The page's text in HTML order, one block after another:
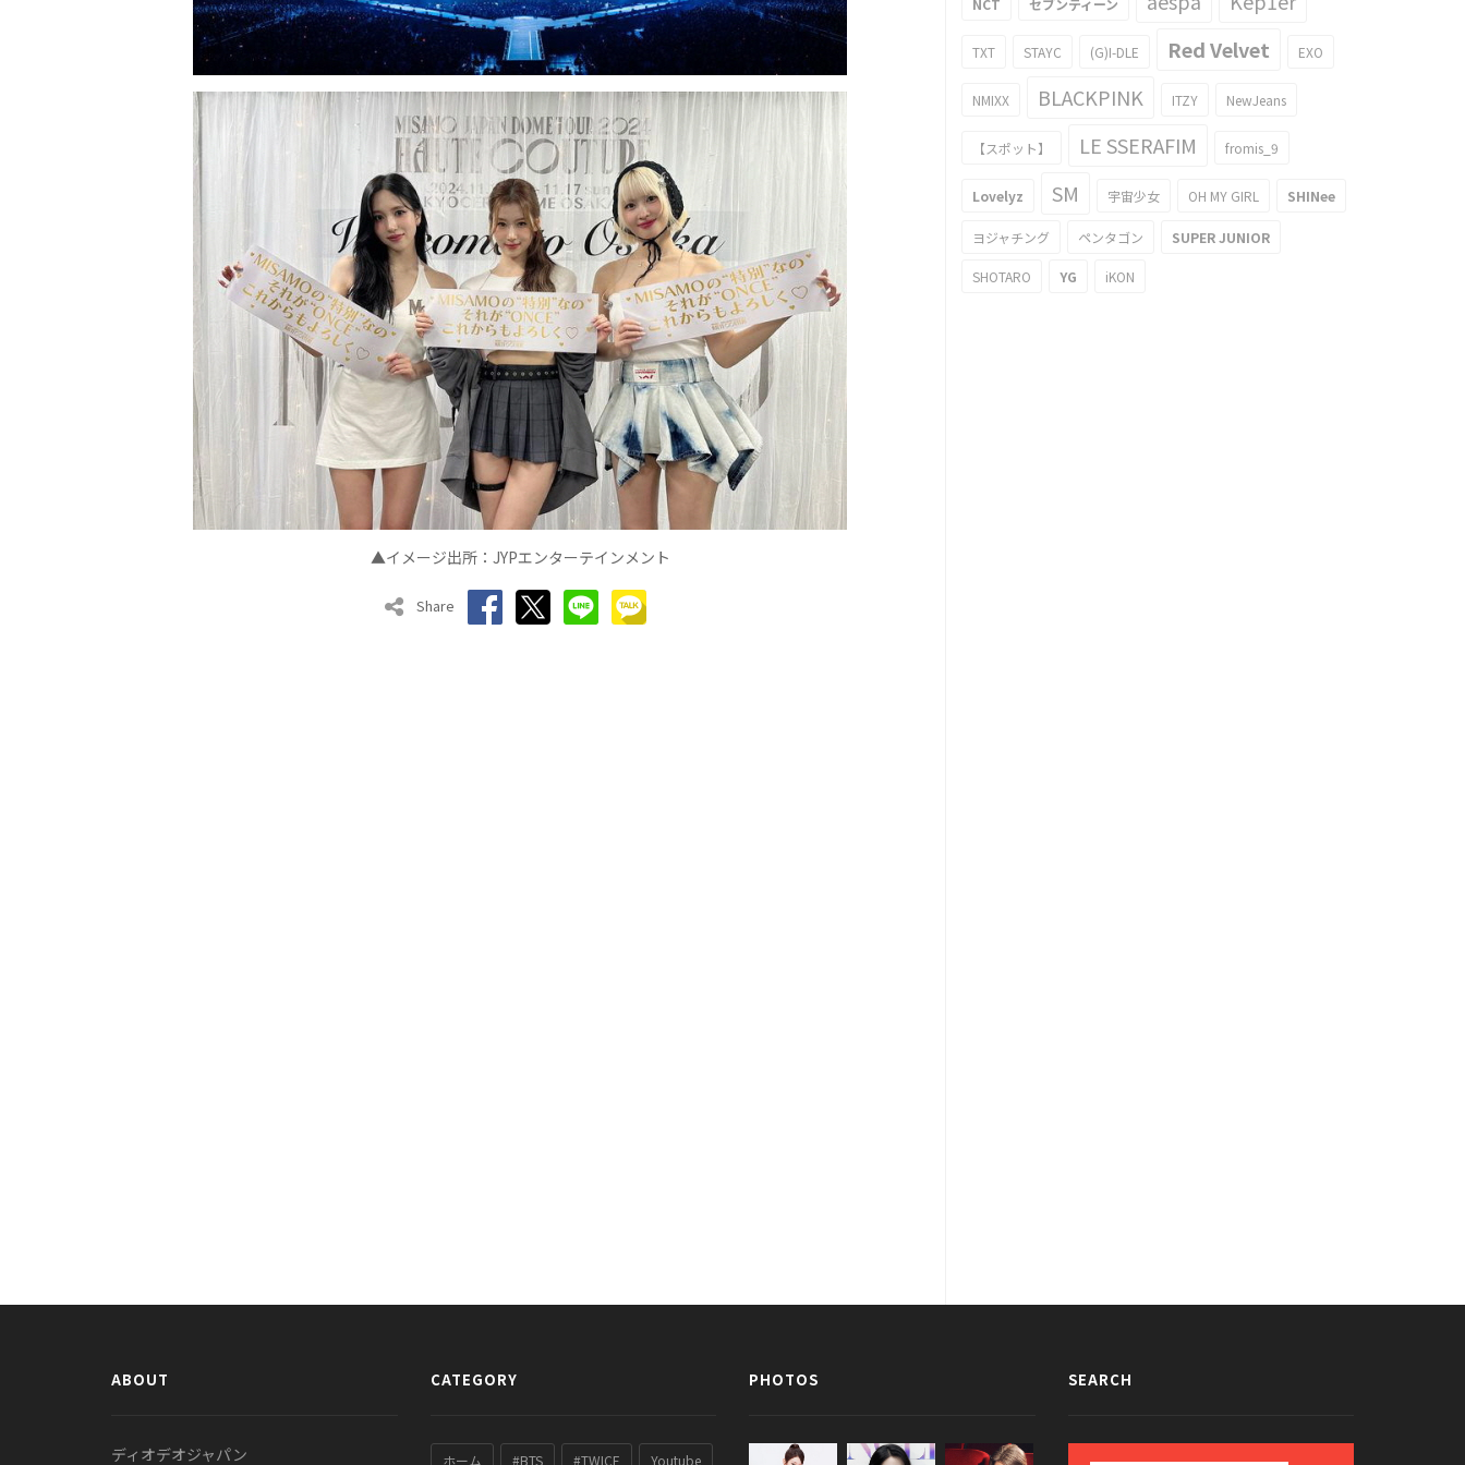
▲イメージ出所：JYPエンターテインメント
Share
NCT セブンティーン
TXT STAYC (G)I-DLE Red Velvet EXO
NMIXX BLACKPINK ITZY NewJeans
【スポット】 LE SSERAFIM fromis_9
Lovelyz SM 宇宙少女 OH MY GIRL SHINee
ヨジャチング ペンタゴン SUPER JUNIOR
SHOTARO YG iKON
ABOUT
ディオデオジャパン
CATEGORY
ホーム #BTS #TWICE Youtube
PHOTOS SEARCH